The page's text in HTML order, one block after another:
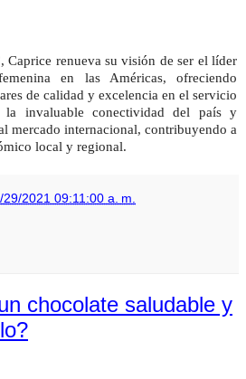
Caprice renueva su visión de ser el líder
en las Américas, ofreciendo
de calidad y excelencia en el servicio
la invaluable conectividad del país y
mercado internacional, contribuyendo a
local y regional.
29/2021 09:11:00 a. m.
chocolate saludable y